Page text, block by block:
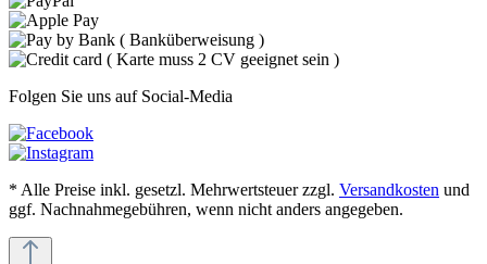
Folgen Sie uns auf Social-Media
* Alle Preise inkl. gesetzl. Mehrwertsteuer zzgl. Versandkosten und
ggf. Nachnahmegebühren, wenn nicht anders angegeben.